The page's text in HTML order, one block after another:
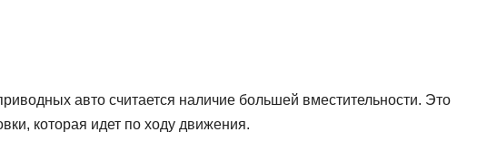
авто считается наличие большей вместительности. Это
которая идет по ходу движения.